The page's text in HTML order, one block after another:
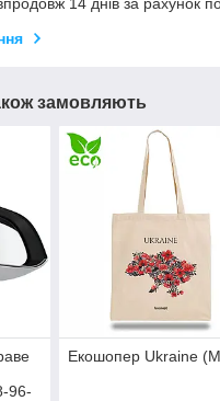
14 днів за рахунок
замовляють
96-
Екошопер Ukraine